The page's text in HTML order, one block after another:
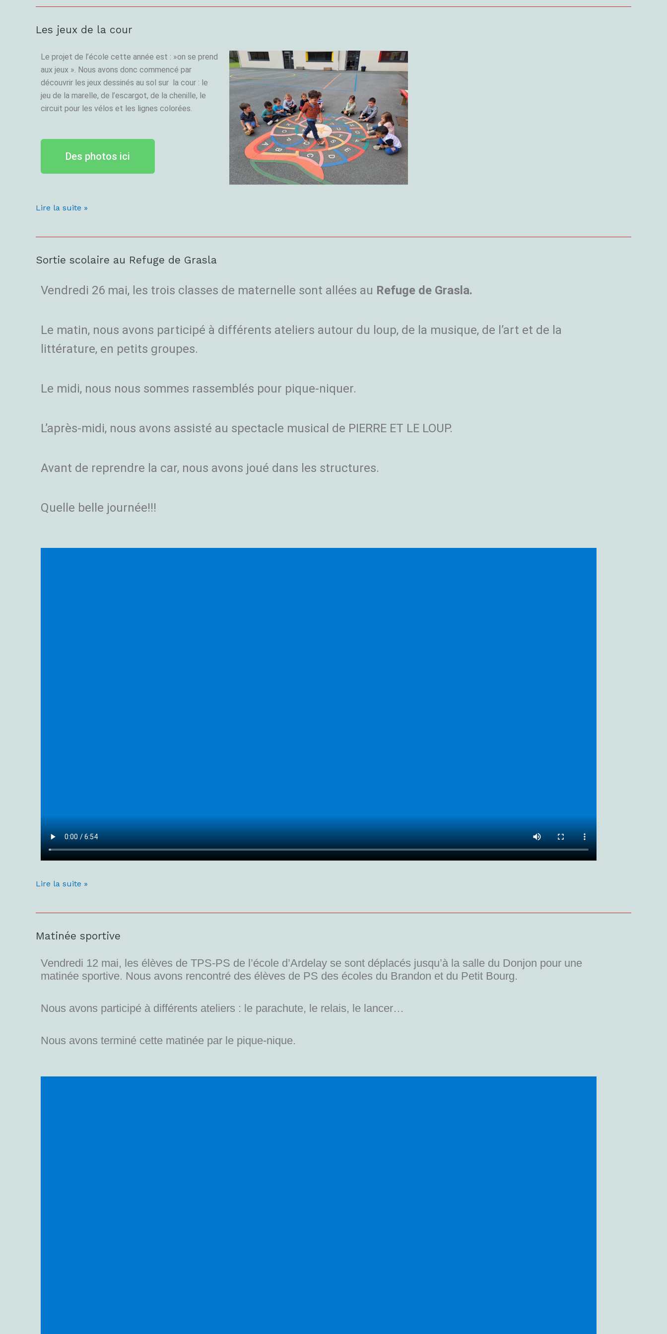
Les jeux de la cour
Le projet de l’école cette année est : »on se prend
aux jeux ». Nous avons donc commencé par
découvrir les jeux dessinés au sol sur la cour : le
jeu de la marelle, de l’escargot, de la chenille, le
circuit pour les vélos et les lignes colorées.
Des photos ici
Les
de
la
cour
Lire la suite »
Sortie scolaire au Refuge de Grasla
Vendredi 26 mai, les trois classes de maternelle sont allées au Refuge de Grasla.
Le matin, nous avons participé à différents ateliers autour du loup, de la musique, de l’art et de la
littérature, en petits groupes.
Le midi, nous nous sommes rassemblés pour pique-niquer.
L’après-midi, nous avons assisté au spectacle musical de PIERRE ET LE LOUP.
Avant de reprendre la car, nous avons joué dans les structures.
Quelle belle journée!!!
Sortie
au
Refuge
Lire la suite »
Matinée sportive
Vendredi 12 mai, les élèves de TPS-PS de l’école d’Ardelay se sont déplacés jusqu’à la salle du Donjon pour une
matinée sportive. Nous avons rencontré des élèves de PS des écoles du Brandon et du Petit Bourg.
Nous avons participé à différents ateliers : le parachute, le relais, le lancer…
Nous avons terminé cette matinée par le pique-nique.
Matinée